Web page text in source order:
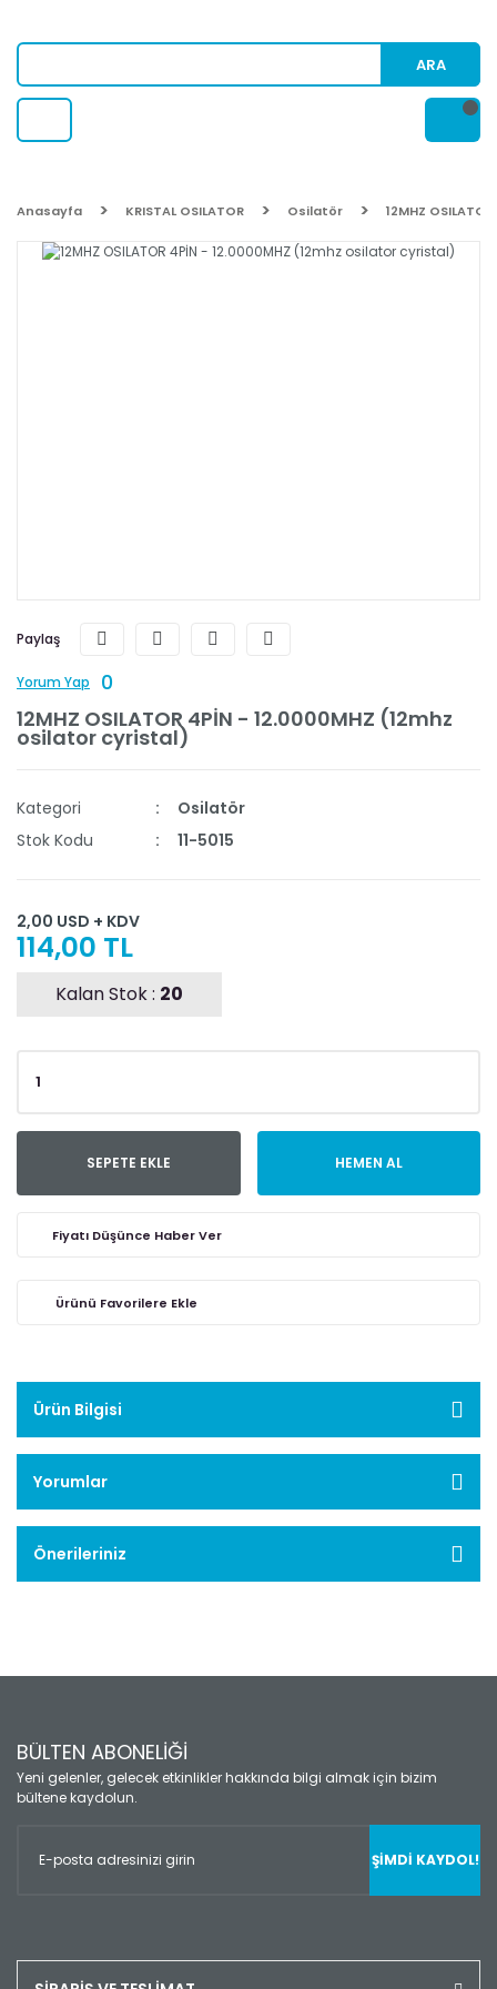
ARA
Anasayfa KRISTAL OSILATOR Osilatör 12MHZ
Paylaş
Yorum Yap
0
12MHZ OSILATOR 4PİN - 12.0000MHZ (12mhz
osilator cyristal)
Kategori
Osilatör
Stok Kodu
11-5015
2,00 USD + KDV
114,00 TL
Kalan Stok : 20
SEPETE EKLE HEMEN AL
Fiyatı Düşünce Haber Ver
Ürün Bilgisi
Yorumlar
Önerileriniz
BÜLTEN ABONELİĞİ
Yeni gelenler, gelecek etkinlikler hakkında bilgi almak için bizim
bültene kaydolun.
ŞİMDİ KAYDOL!